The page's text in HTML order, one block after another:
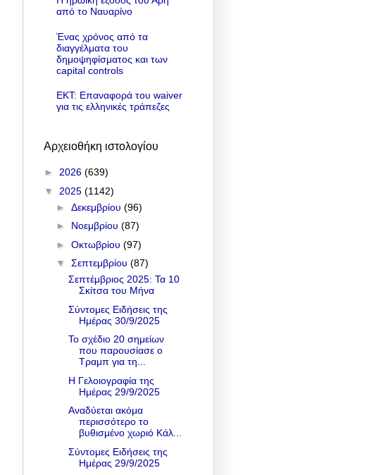
από το Ναυαρίνο
Ένας χρόνος από τα
διαγγέλματα του
δημοψηφίσματος και των
capital controls
ΕΚΤ: Επαναφορά του waiver
για τις ελληνικές τράπεζες
Αρχειοθήκη ιστολογίου
► 2026 (639)
▼ 2025 (1142)
► Δεκεμβρίου (96)
► Νοεμβρίου (87)
► Οκτωβρίου (97)
▼ Σεπτεμβρίου (87)
Σεπτέμβριος 2025: Τα 10
Σκίτσα του Μήνα
Σύντομες Ειδήσεις της
Ημέρας 30/9/2025
Το σχέδιο 20 σημείων
που παρουσίασε ο
Τραμπ για τη...
Η Γελοιογραφία της
Ημέρας 29/9/2025
Αναδύεται ακόμα
περισσότερο το
βυθισμένο χωριό Κάλ...
Σύντομες Ειδήσεις της
Ημέρας 29/9/2025